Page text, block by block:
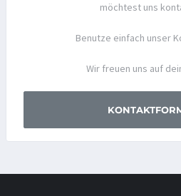
möchtest uns
Benutze einfach unser
Wir freuen uns auf